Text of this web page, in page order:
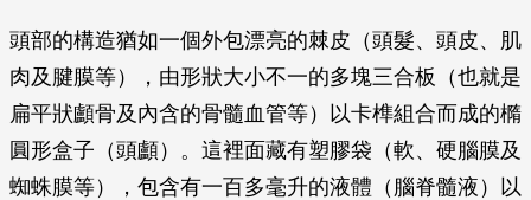
頭部的構造猶如一個外包漂亮的棘皮（頭髮、頭皮、肌
肉及腱膜等），由形狀大小不一的多塊三合板（也就是
扁平狀顱骨及內含的骨髓血管等）以卡榫組合而成的橢
圓形盒子（頭顱）。這裡面藏有塑膠袋（軟、硬腦膜及
蜘蛛膜等），包含有一百多毫升的液體（腦脊髓液）以